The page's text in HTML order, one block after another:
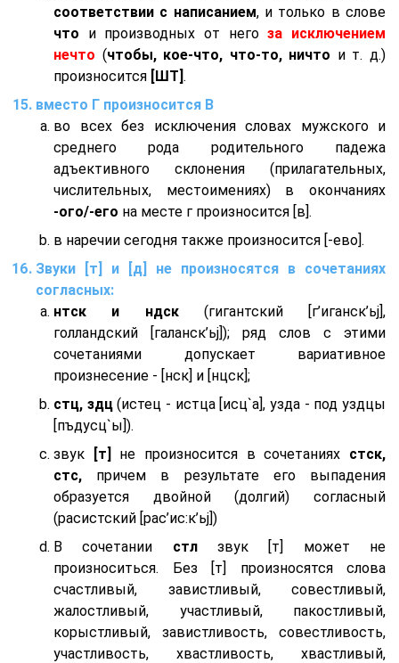
соответствии с написанием, и только в слове
что и производных от негоза исключением
нечто (чтобы, кое-что, что-то, ничто и т. д.)
произносится [ШТ] .
вместо Г произносится В
во всех без исключения словах мужского и
среднего рода родительного падежа
адъективного склонения (прилагательных,
числительных, местоимениях) в окончаниях
-ого/-его на месте г произносится [в].
в наречии сегодня также произносится [-ево].
Звуки [т] и [д] не произносятся в сочетаниях
согласных:
нтск и ндск(гигантский [г’иганск’ьj],
голландский [галанск’ьj]); ряд слов с этими
сочетаниями допускает вариативное
произнесение - [нск] и [нцск];
стц, здц(истец - истца [исц`а], узда - под уздцы
[пъдусц`ы]).
звук
[т] не произносится в сочетаниях стск,
стс, причем в результате его выпадения
образуется двойной (долгий) согласный
(расистский [рас’ис:к’ьj])
В сочетании стлзвук [т] может не
произноситься. Без [т] произносятся слова
счастливый, завистливый, совестливый,
жалостливый, участливый, пакостливый,
корыстливый, завистливость, совестливость,
участливость, хвастливость, хвастливый,